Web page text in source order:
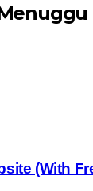
(With